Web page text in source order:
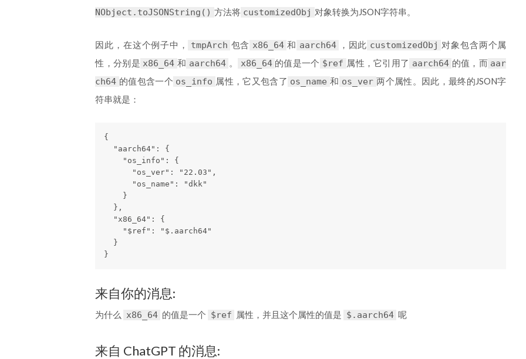
NObject.toJSONString() 方法将 customizedObj 对象转换为JSON字符串。
因此，在这个例子中， tmpArch 包含 x86_64 和 aarch64 ，因此 customizedObj 对象包含两个属
性，分别是 x86_64 和 aarch64 。 x86_64 的值是一个 $ref 属性，它引用了 aarch64 的值，而 aar
ch64 的值包含一个 os_info 属性，它又包含了 os_name 和 os_ver 两个属性。因此，最终的JSON字
符串就是：
{
  "aarch64": {
    "os_info": {
      "os_ver": "22.03",
      "os_name": "dkk"
    }
  },
  "x86_64": {
    "$ref": "$.aarch64"
  }
}
来自你的消息:
为什么 x86_64 的值是一个 $ref 属性，并且这个属性的值是 $.aarch64 呢
来自 ChatGPT 的消息: